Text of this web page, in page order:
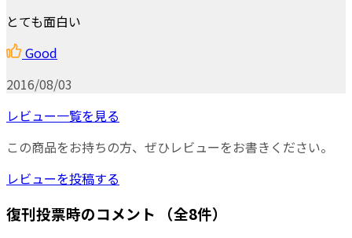
とても面白い
Good
2016/08/03
レビュー一覧を見る
この商品をお持ちの方、ぜひレビューをお書きください。
レビューを投稿する
復刊投票時のコメント （全8件）